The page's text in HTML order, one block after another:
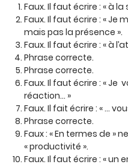
Faux. Il faut écrire : « à la
Faux. Il faut écrire : « Je
mais pas la présence ».
Faux. Il faut écrire : « à
Phrase correcte.
Phrase correcte.
Faux. Il faut écrire : « Je
réaction… »
Faux. Il fait écrire : « …
Phrase correcte.
Faux : « En termes de »
« productivité ».
Faux. Il faut écrire : « un